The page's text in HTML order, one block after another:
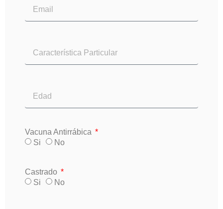
Vacuna Antirrábica
Si
No
Castrado
Si
No